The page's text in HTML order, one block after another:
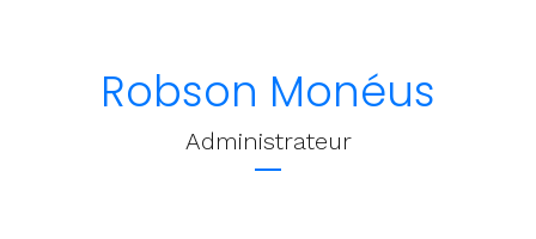
Robson Monéus
Administrateur